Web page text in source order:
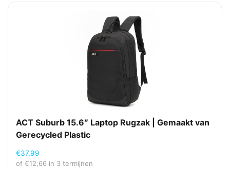
ACT Suburb 15.6″ Laptop Rugzak | Gemaakt van
Gerecycled Plastic
€37,99
of €12,66 in 3 termijnen